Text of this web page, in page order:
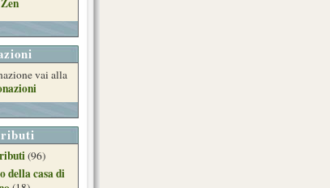
vai alla
(96)
della casa di